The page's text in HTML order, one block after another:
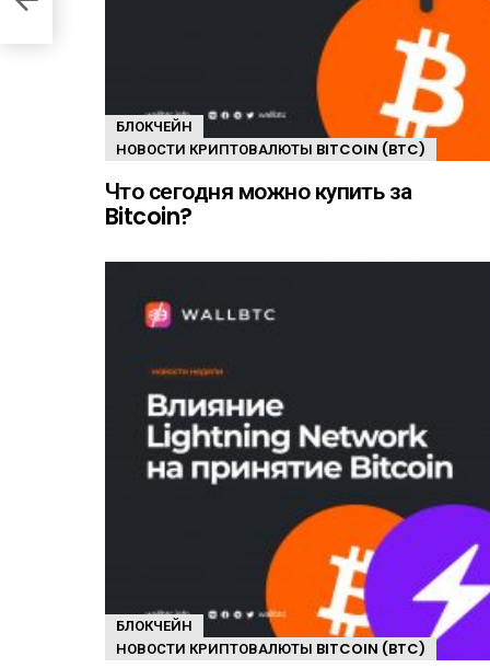
БЛОКЧЕЙН
НОВОСТИ КРИПТОВАЛЮТЫ BITCOIN (BTC)
Что сегодня можно купить за
Bitcoin?
БЛОКЧЕЙН
НОВОСТИ КРИПТОВАЛЮТЫ BITCOIN (BTC)